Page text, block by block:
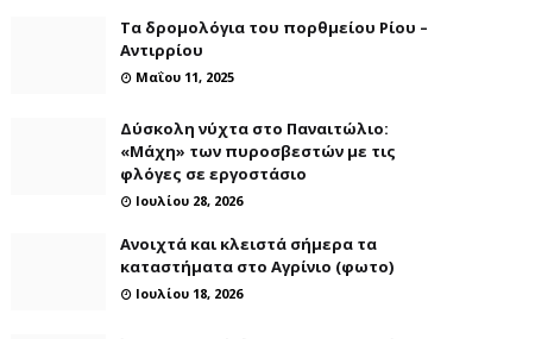
Τα δρομολόγια του πορθμείου Ρίου –
Αντιρρίου
Μαΐου 11, 2025
Δύσκολη νύχτα στο Παναιτώλιο:
«Μάχη» των πυροσβεστών με τις
φλόγες σε εργοστάσιο
Ιουλίου 28, 2026
Ανοιχτά και κλειστά σήμερα τα
καταστήματα στο Αγρίνιο (φωτο)
Ιουλίου 18, 2026